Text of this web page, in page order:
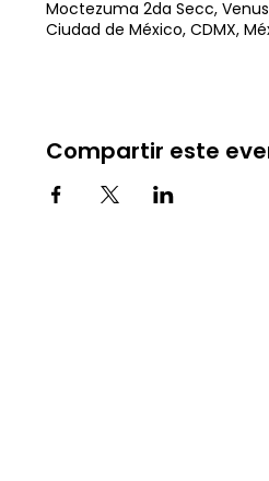
Moctezuma 2da Secc,
Ciudad de México, CDMX,
Compartir este